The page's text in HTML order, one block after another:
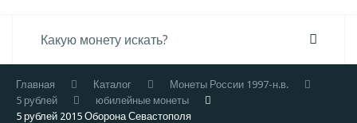
Главная Каталог
Монеты России 1997-н.в.
5 рублей
юбилейные монеты
5 рублей 2015 Оборона Севастополя